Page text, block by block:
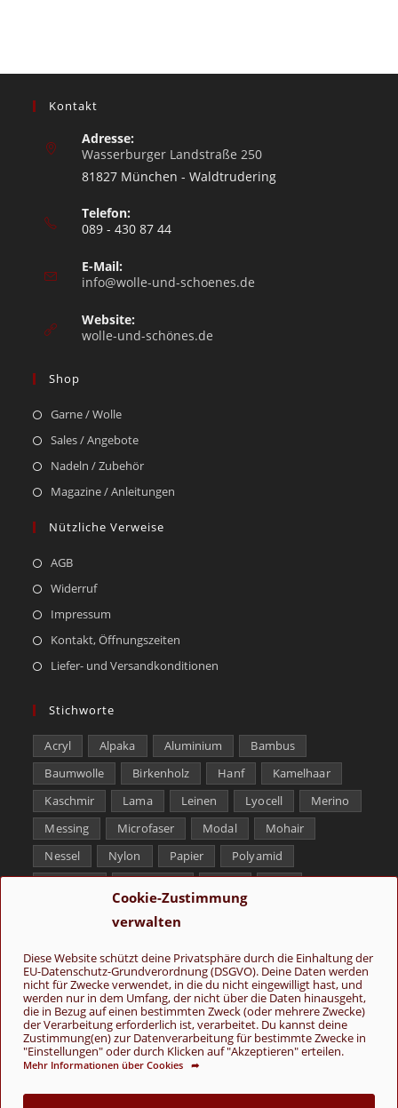
Cookie-Zustimmung
verwalten
Diese Website schützt deine Privatsphäre durch die Einhaltung der
EU-Datenschutz-Grundverordnung (DSGVO). Deine Daten werden
nicht für Zwecke verwendet, in die du nicht eingewilligt hast, und
werden nur in dem Umfang, der nicht über die Daten hinausgeht,
die in Bezug auf einen bestimmten Zweck (oder mehrere Zwecke)
der Verarbeitung erforderlich ist, verarbeitet. Du kannst deine
Zustimmung(en) zur Datenverarbeitung für bestimmte Zwecke in
"Einstellungen" oder durch Klicken auf "Akzeptieren" erteilen.
Mehr Informationen über Cookies ➦
Kontakt
Adresse:
Wasserburger Landstraße 250
81827 München - Waldtrudering
Telefon:
089 - 430 87 44
E-Mail:
info@wolle-und-schoenes.de
Website:
wolle-und-schönes.de
Shop
Garne / Wolle
Sales / Angebote
Nadeln / Zubehör
Magazine / Anleitungen
Nützliche Verweise
AGB
Widerruf
Impressum
Kontakt, Öffnungszeiten
Liefer- und Versandkonditionen
Stichworte
Acryl Alpaka Aluminium
Bambus
Baumwolle
Birkenholz Hanf
Kamelhaar
Kaschmir
Lama Leinen Lyocell
Merino
Messing
Microfaser Modal
Mohair
Nessel
Nylon Papier
Polyamid
Folge uns